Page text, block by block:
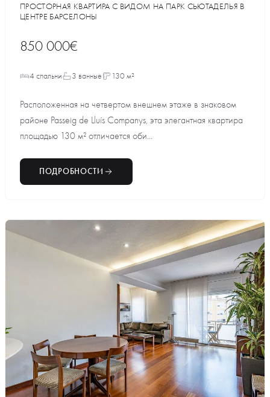
ПРОСТОРНАЯ КВАРТИРА С ВИДОМ НА ПАРК СЬЮТАДЕЛЬЯ В
ЦЕНТРЕ БАРСЕЛОНЫ
850 000€
4 спальни 3 ванные 130 м²
Расположенная на четвертом внешнем этаже в знаковом
районе Passeig de Lluís Companys, эта элегантная квартира
площадью 130 м² отличается оби...
ПОДРОБНОСТИ